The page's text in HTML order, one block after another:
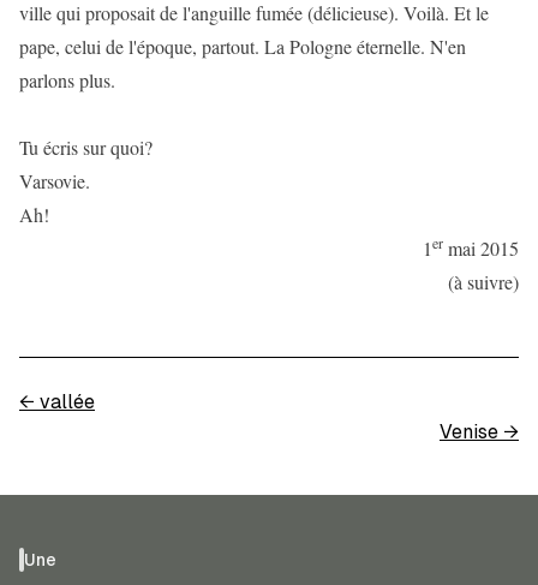
ville qui proposait de l'anguille fumée (délicieuse). Voilà. Et le
pape, celui de l'époque, partout. La Pologne éternelle. N'en
parlons plus.
Tu écris sur quoi?
Varsovie.
Ah!
1er mai 2015
(à suivre)
← vallée
Venise →
Une